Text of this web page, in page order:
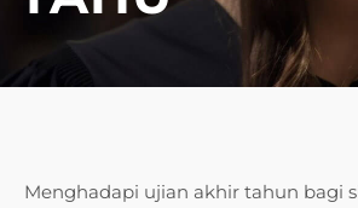
Menghadapi ujian akhir tahun bagi